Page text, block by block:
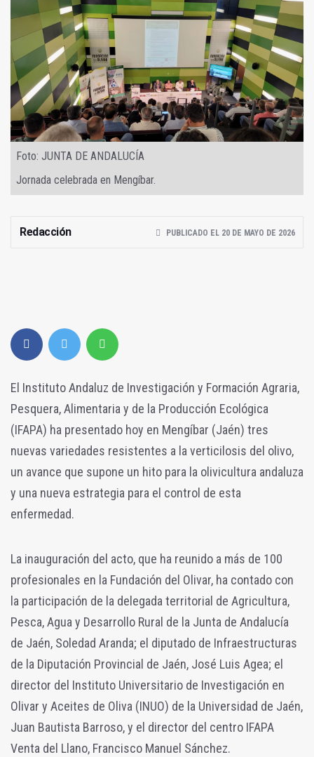
Foto: JUNTA DE ANDALUCÍA
Jornada celebrada en Mengíbar.
Redacción PUBLICADO EL 20 DE MAYO DE 2026
El Instituto Andaluz de Investigación y Formación Agraria,
Pesquera, Alimentaria y de la Producción Ecológica
(IFAPA) ha presentado hoy en Mengíbar (Jaén) tres
nuevas variedades resistentes a la verticilosis del olivo,
un avance que supone un hito para la olivicultura andaluza
y una nueva estrategia para el control de esta
enfermedad.
La inauguración del acto, que ha reunido a más de 100
profesionales en la Fundación del Olivar, ha contado con
la participación de la delegada territorial de Agricultura,
Pesca, Agua y Desarrollo Rural de la Junta de Andalucía
de Jaén, Soledad Aranda; el diputado de Infraestructuras
de la Diputación Provincial de Jaén, José Luis Agea; el
director del Instituto Universitario de Investigación en
Olivar y Aceites de Oliva (INUO) de la Universidad de Jaén,
Juan Bautista Barroso, y el director del centro IFAPA
Venta del Llano, Francisco Manuel Sánchez.